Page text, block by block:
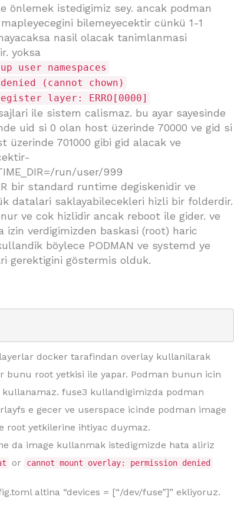
önlemek istedigimiz sey. ancak podman
bilemeyecektir cünkü 1-1
nasil olacak tanimlanmasi
yoksa
user namespaces
(cannot chown)
layer: ERRO[0000]
ile sistem calismaz. bu ayar sayesinde
uid si 0 olan host üzerinde 70000 ve gid si
üzerinde 701000 gibi gid alacak ve
run/user/999
bir standard runtime degiskenidir ve
datalari saklayabilecekleri hizli bir folderdir.
ve cok hizlidir ancak reboot ile gider. ve
izin verdigimizden baskasi (root) haric
böylece PODMAN ve systemd ye
gerektigini göstermis olduk.
docker tarafindan overlay kullanilarak
bunu root yetkisi ile yapar. Podman bunun icin
fuse3 kullandigimizda podman
e gecer ve userspace icinde podman image
root yetkilerine ihtiyac duymaz.
da image kullanmak istedigmizde hata aliriz
or cannot mount overlay: permission denied
altina “devices = [“/dev/fuse”]” ekliyoruz.